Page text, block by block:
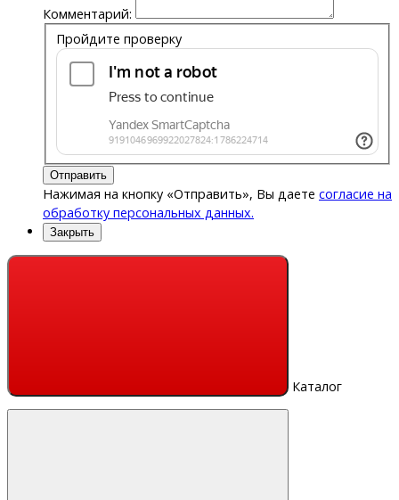
Комментарий:
Пройдите проверку
Отправить
Нажимая на кнопку «Отправить», Вы даете согласие на
обработку персональных данных.
Закрыть
Каталог